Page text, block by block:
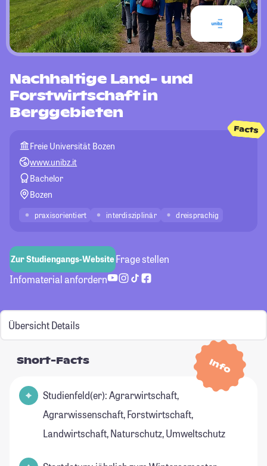
Nachhaltige Land- und
Forstwirtschaft in
Berggebieten
Facts
Freie Universität Bozen
www.unibz.it
Bachelor
Bozen
praxisorientiert interdisziplinär dreisprachig
Zur Studiengangs-WebsiteFrage stellen
Infomaterial anfordern
Übersicht Details
Info
Short-Facts
Studienfeld(er): Agrarwirtschaft,
Agrarwissenschaft, Forstwirtschaft,
Landwirtschaft, Naturschutz, Umweltschutz